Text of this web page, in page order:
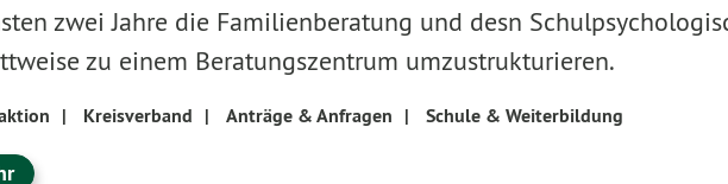
zwei Jahre die Familienberatung und desn
zu einem Beratungszentrum umzustrukturieren.
| Kreisverband | Anträge & Anfragen | Schule & Weiterbildung